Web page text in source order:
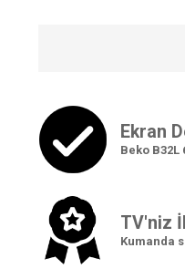
Ekran
Beko B32L
TV'niz
Kumanda